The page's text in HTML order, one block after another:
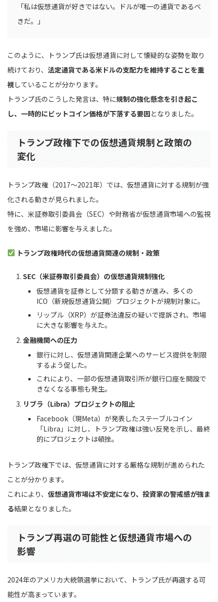
「私は仮想通貨が好きではない。ドルが唯一の通貨であるべ
きだ。」
このように、トランプ氏は仮想通貨に対して懐疑的な姿勢を取り
続けており、 法定通貨である米ドルの支配力を維持することを重
視していることが分かります。
トランプ氏のこうした発言は、特に規制の強化懸念を引き起こ
し、一時的にビットコイン価格が下落する要因となりました。
トランプ政権下での仮想通貨規制と政策の
変化
トランプ政権（2017～2021年）では、仮想通貨に対する規制が強
化される動きが見られました。
特に、米証券取引委員会（SEC）や財務省が仮想通貨市場への監視
を強め、市場に影響を与えました。
トランプ政権時代の仮想通貨関連の規制・政策
SEC（米証券取引委員会）の仮想通貨規制強化
仮想通貨を証券として分類する動きが進み、多くの
ICO（新規仮想通貨公開）プロジェクトが規制対象に。
リップル（XRP）が証券法違反の疑いで提訴され、市場
に大きな影響を与えた。
金融機関への圧力
銀行に対し、仮想通貨関連企業へのサービス提供を制限
するよう促した。
これにより、一部の仮想通貨取引所が銀行口座を開設で
きなくなる事態も発生。
リブラ（Libra）プロジェクトの阻止
Facebook（現Meta）が発表したステーブルコイン
「Libra」に対し、トランプ政権は強い反発を示し、最終
的にプロジェクトは頓挫。
トランプ政権下では、仮想通貨に対する厳格な規制が進められた
ことが分かります。
これにより、 仮想通貨市場は不安定になり、投資家の警戒感が強ま
る結果となりました。
トランプ再選の可能性と仮想通貨市場への
影響
2024年のアメリカ大統領選挙において、トランプ氏が再選する可
能性が高まっています。